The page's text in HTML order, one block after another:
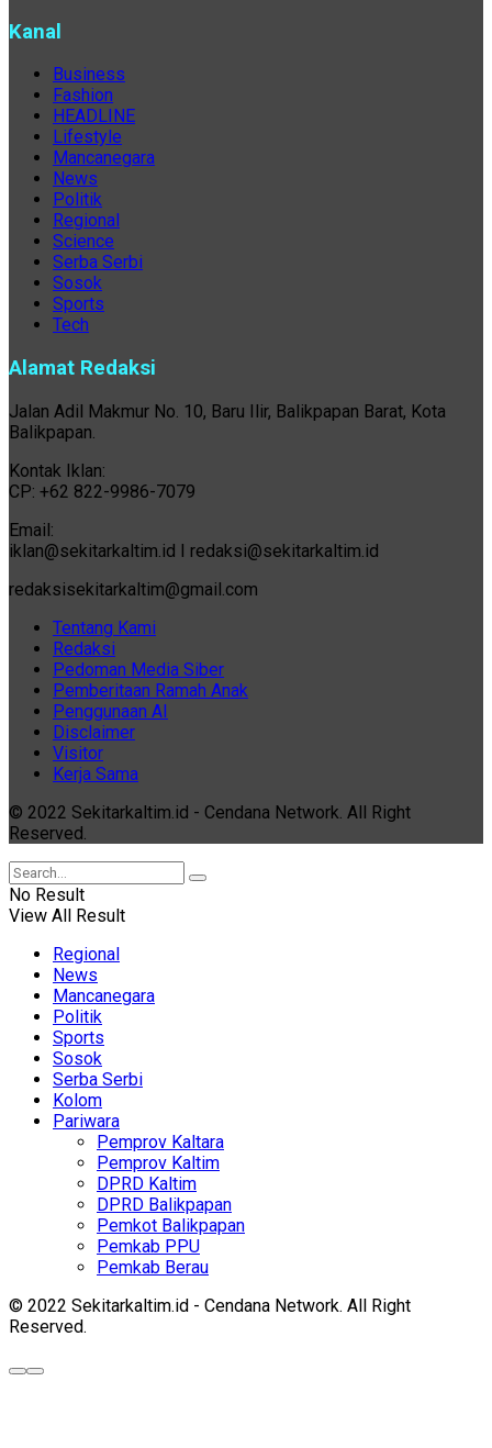
Kanal
Business
Fashion
HEADLINE
Lifestyle
Mancanegara
News
Politik
Regional
Science
Serba Serbi
Sosok
Sports
Tech
Alamat Redaksi
Jalan Adil Makmur No. 10, Baru Ilir, Balikpapan Barat, Kota
Balikpapan.
Kontak Iklan:
CP: +62 822-9986-7079
Email:
iklan@sekitarkaltim.id I redaksi@sekitarkaltim.id
redaksisekitarkaltim@gmail.com
Tentang Kami
Redaksi
Pedoman Media Siber
Pemberitaan Ramah Anak
Penggunaan AI
Disclaimer
Visitor
Kerja Sama
© 2022 Sekitarkaltim.id - Cendana Network. All Right
Reserved.
No Result
View All Result
Regional
News
Mancanegara
Politik
Sports
Sosok
Serba Serbi
Kolom
Pariwara
Pemprov Kaltara
Pemprov Kaltim
DPRD Kaltim
DPRD Balikpapan
Pemkot Balikpapan
Pemkab PPU
Pemkab Berau
© 2022 Sekitarkaltim.id - Cendana Network. All Right
Reserved.